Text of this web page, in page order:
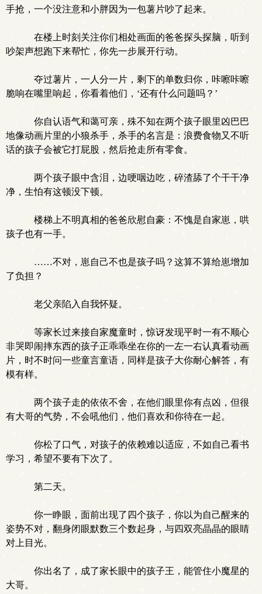
手抢，一个没注意和小胖因为一包薯片吵了起来。
在楼上时刻关注你们相处画面的爸爸探头探脑，听到
吵架声想跑下来帮忙，你先一步展开行动。
夺过薯片，一人分一片，剩下的单数归你，咔嚓咔嚓
脆响在嘴里响起，你看着他们，‘还有什么问题吗？’
你自认语气和蔼可亲，殊不知在两个孩子眼里凶巴巴
地像动画片里的小狼杀手，杀手的名言是：浪费食物又不听
话的孩子会被它打屁股，然后抢走所有零食。
两个孩子眼中含泪，边哽咽边吃，碎渣舔了个干干净
净，生怕有这顿没下顿。
楼梯上不明真相的爸爸欣慰自豪：不愧是自家崽，哄
孩子也有一手。
……不对，崽自己不也是孩子吗？这算不算给崽增加
了负担？
老父亲陷入自我怀疑。
等家长过来接自家魔童时，惊讶发现平时一有不顺心
非哭即闹摔东西的孩子正乖乖坐在你的一左一右认真看动画
片，时不时问一些童言童语，同样是孩子大你耐心解答，有
模有样。
两个孩子走的依依不舍，在他们眼里你有点凶，但很
有大哥的气势，不会吼他们，他们喜欢和你待在一起。
你松了口气，对孩子的依赖难以适应，不如自己看书
学习，希望不要有下次了。
第二天。
你一睁眼，面前出现了四个孩子，你以为自己醒来的
姿势不对，翻身闭眼默数三个数起身，与四双亮晶晶的眼睛
对上目光。
你出名了，成了家长眼中的孩子王，能管住小魔星的
大哥。